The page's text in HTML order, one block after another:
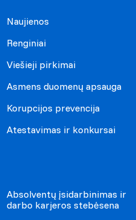
Naujienos
Renginiai
Viešieji pirkimai
Asmens duomenų apsauga
Korupcijos prevencija
Atestavimas ir konkursai
Absolventų įsidarbinimas ir
darbo karjeros stebėsena